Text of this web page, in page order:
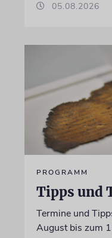
05.08.2026
PROGRAMM
Tipps und
Termine und
August bis zum